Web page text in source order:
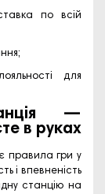
по всій
для
—
в руках
правила гри у
і впевненість
станцію на